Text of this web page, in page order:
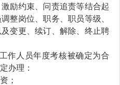
励约束、问责追责等结合起
整岗位、职务 、职员等级
及变更、续订、解除、终止聘
作人员年度考核被确定为合
办理：
；